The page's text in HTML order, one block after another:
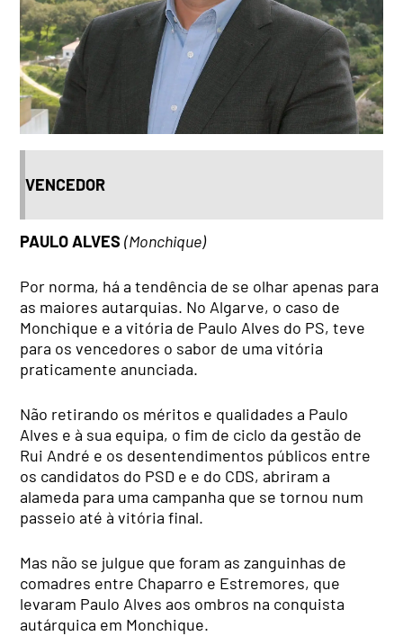
VENCEDOR
PAULO ALVES (Monchique)
Por norma, há a tendência de se olhar apenas para
as maiores autarquias. No Algarve, o caso de
Monchique e a vitória de Paulo Alves do PS, teve
para os vencedores o sabor de uma vitória
praticamente anunciada.
Não retirando os méritos e qualidades a Paulo
Alves e à sua equipa, o fim de ciclo da gestão de
Rui André e os desentendimentos públicos entre
os candidatos do PSD e e do CDS, abriram a
alameda para uma campanha que se tornou num
passeio até à vitória final.
Mas não se julgue que foram as zanguinhas de
comadres entre Chaparro e Estremores, que
levaram Paulo Alves aos ombros na conquista
autárquica em Monchique.